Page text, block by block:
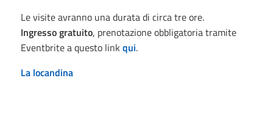
Le visite avranno una durata di circa tre ore.
Ingresso gratuito, prenotazione obbligatoria tramite
Eventbrite a questo link qui.
La locandina